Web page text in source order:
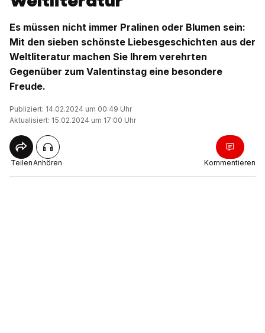
Es müssen nicht immer Pralinen oder Blumen sein:
Mit den sieben schönste Liebesgeschichten aus der
Weltliteratur machen Sie Ihrem verehrten
Gegenüber zum Valentinstag eine besondere
Freude.
Publiziert: 14.02.2024 um 00:49 Uhr
Aktualisiert: 15.02.2024 um 17:00 Uhr
TeilenAnhören Kommentieren